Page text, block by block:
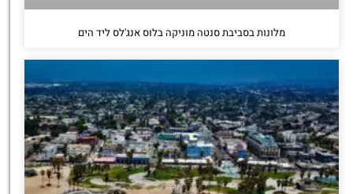
מלונות בסביבת סנטה מוניקה בלוס אנג'לס ליד הים